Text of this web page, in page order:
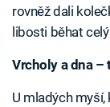
rovněž dali
libosti běhat
Vrcholy a dna –
U mladých myší,